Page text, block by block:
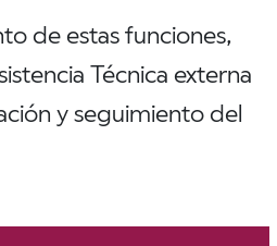
de estas funciones,
Técnica externa
y seguimiento del